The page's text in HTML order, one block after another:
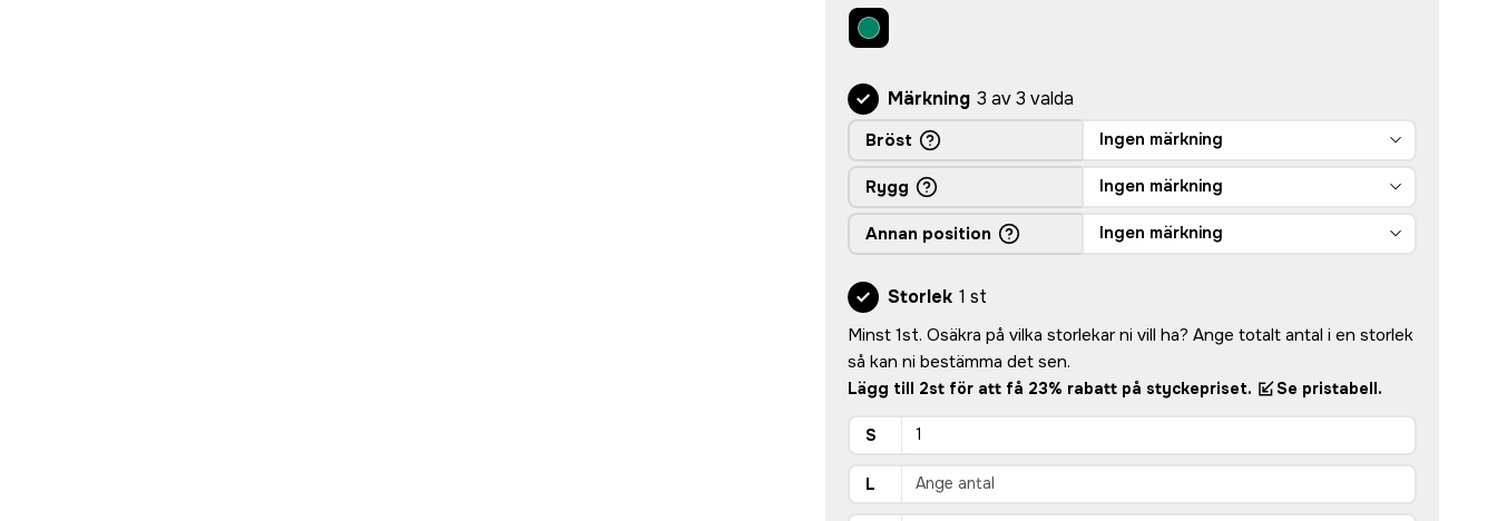
Märkning 3 av 3 valda
Bröst Ingen märkning
Rygg Ingen märkning
Annan position Ingen märkning
Storlek 1 st
Minst 1st. Osäkra på vilka storlekar ni vill ha? Ange totalt antal i en storlek
så kan ni bestämma det sen.
Lägg till 2st för att få 23% rabatt på styckepriset. Se pristabell.
S
L